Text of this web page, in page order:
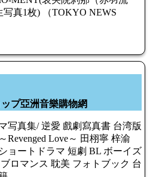
真1枚) （TOKYO NEWS
プ亞洲音樂購物網
写真集/ 逆愛 戲劇寫真書 台湾版
Revenged Love～ 田栩寧 梓渝
ョートドラマ 短劇 BL ボーイズ
ロマンス 耽美 フォトブック 台